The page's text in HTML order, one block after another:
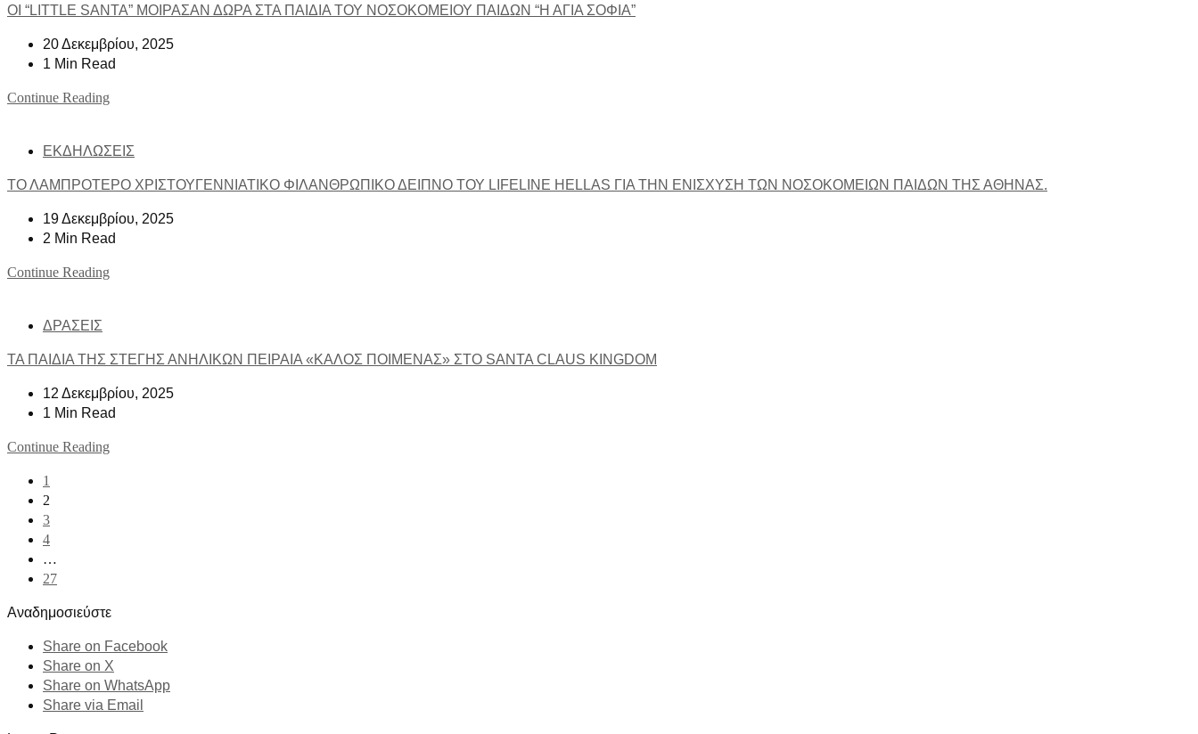
ΟΙ “LITTLE SANTA” ΜΟΙΡΑΣΑΝ ΔΩΡΑ ΣΤΑ ΠΑΙΔΙΑ ΤΟΥ ΝΟΣΟΚΟΜΕΙΟΥ ΠΑΙΔΩΝ “Η ΑΓΙΑ ΣΟΦΙΑ”
20 Δεκεμβρίου, 2025
1 Min Read
Continue Reading
ΕΚΔΗΛΩΣΕΙΣ
ΤΟ ΛΑΜΠΡΟΤΕΡΟ ΧΡΙΣΤΟΥΓΕΝΝΙΑΤΙΚΟ ΦΙΛΑΝΘΡΩΠΙΚΟ ΔΕΙΠΝΟ ΤΟΥ LIFELINE HELLAS ΓΙΑ ΤΗΝ ΕΝΙΣΧΥΣΗ ΤΩΝ ΝΟΣΟΚΟΜΕΙΩΝ ΠΑΙΔΩΝ ΤΗΣ ΑΘΗΝΑΣ.
19 Δεκεμβρίου, 2025
2 Min Read
Continue Reading
ΔΡΑΣΕΙΣ
ΤΑ ΠΑΙΔΙΑ ΤΗΣ ΣΤΕΓΗΣ ΑΝΗΛΙΚΩΝ ΠΕΙΡΑΙΑ «ΚΑΛΟΣ ΠΟΙΜΕΝΑΣ» ΣΤΟ SANTA CLAUS KINGDOM
12 Δεκεμβρίου, 2025
1 Min Read
Continue Reading
1
2
3
4
…
27
Αναδημοσιεύστε
Share on Facebook
Share on X
Share on WhatsApp
Share via Email